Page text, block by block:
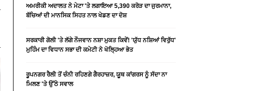
ਅਮਰੀਕੀ ਅਦਾਲਤ ਨੇ ਮੇਟਾ 'ਤੇ ਲਗਾਇਆ 5,390 ਕਰੋੜ ਦਾ ਜੁਰਮਾਨਾ,
ਬੱਚਿਆਂ ਦੀ ਮਾਨਸਿਕ ਸਿਹਤ ਨਾਲ ਖੇਡਣ ਦਾ ਦੋਸ਼
ਸਰਕਾਰੀ ਗੋਲੀ 'ਤੇ ਲੱਗੇ ਨੌਜਵਾਨ ਨਸ਼ਾ ਮੁਕਤ ਕਿਵੇਂ! 'ਯੁੱਧ ਨਸ਼ਿਆਂ ਵਿਰੁੱਧ'
ਮੁਹਿੰਮ ਦਾ ਵਿਧਾਨ ਸਭਾ ਦੀ ਕਮੇਟੀ ਨੇ ਖੋਲ੍ਹਿਆ ਭੇਤ
ਰੂਪਨਗਰ ਰੈਲੀ ਤੋਂ ਚੰਨੀ ਰਹਿਣਗੇ ਗੈਰਹਾਜ਼ਰ, ਯੂਥ ਕਾਂਗਰਸ ਨੂੰ ਸੱਦਾ ਨਾ
ਮਿਲਣ 'ਤੇ ਉੱਠੇ ਸਵਾਲ